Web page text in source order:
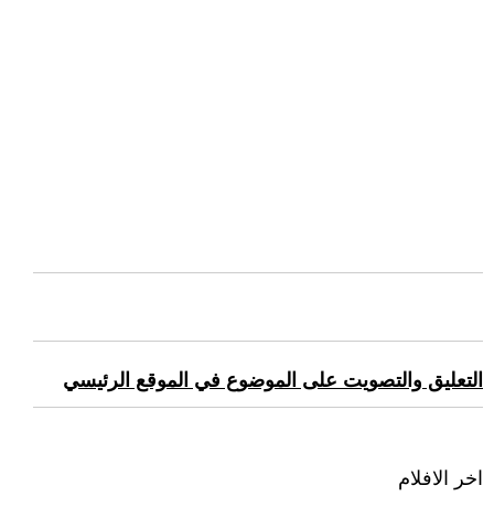
التعليق والتصويت على الموضوع في الموقع الرئيسي
اخر الافلام